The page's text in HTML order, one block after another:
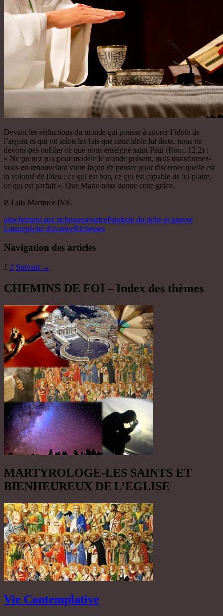
Devant les séductions du monde qui pousse à adorer l’idole de
l’argent et qui vit selon les lois que cette idole lui dicte, nous ne
devons pas oublier ce que nous enseigne saint Paul (Rom. 12,2) :
« Ne prenez pas pour modèle le monde présent, mais transformez-
vous en renouvelant votre façon de penser pour discerner quelle est
la volonté de Dieu : ce qui est bon, ce qui est capable de lui plaire,
ce qui est parfait ». Que Marie nous donne cette grâce.
P. Luis Martinez IVE.
attachement aux richessesavariceParabole du riche et pauvre
Lazarepéché d'avariceRichesses
Navigation des articles
1 2 Suivant →
CHEMINS DE FOI – Index des thèmes
MARTYROLOGE-LES SAINTS ET
BIENHEUREUX DE L’EGLISE
Vie Contemplative